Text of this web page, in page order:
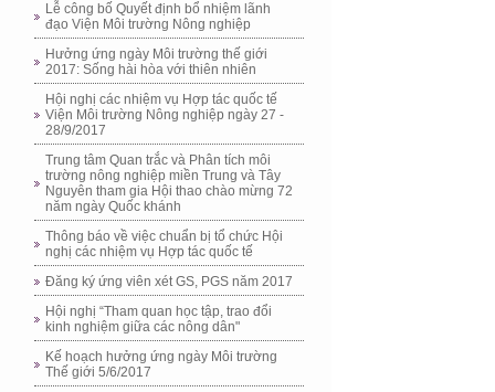
Lễ công bố Quyết định bổ nhiệm lãnh
đạo Viện Môi trường Nông nghiệp
Hưởng ứng ngày Môi trường thế giới
2017: Sống hài hòa với thiên nhiên
Hội nghị các nhiệm vụ Hợp tác quốc tế
Viện Môi trường Nông nghiệp ngày 27 -
28/9/2017
Trung tâm Quan trắc và Phân tích môi
trường nông nghiệp miền Trung và Tây
Nguyên tham gia Hội thao chào mừng 72
năm ngày Quốc khánh
Thông báo về việc chuẩn bị tổ chức Hội
nghị các nhiệm vụ Hợp tác quốc tế
Đăng ký ứng viên xét GS, PGS năm 2017
Hội nghị “Tham quan học tập, trao đổi
kinh nghiệm giữa các nông dân"
Kế hoạch hưởng ứng ngày Môi trường
Thế giới 5/6/2017